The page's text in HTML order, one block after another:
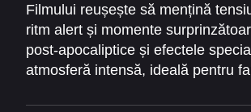
amenințată de invazie
devine o cursă contra cronometru,
ce află adevărul despreExtinctia,
misterios care pune întreaga
Filmului reușește să mențină
ritm alert și momente
post-apocaliptice și efectele
atmosferă intensă, ideală pentru